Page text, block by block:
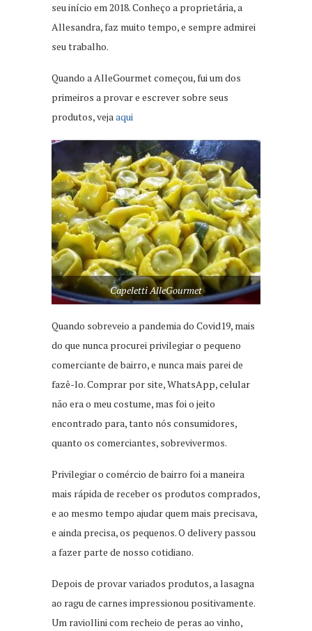
seu início em 2018. Conheço a proprietária, a
Allesandra, faz muito tempo, e sempre admirei
seu trabalho.
Quando a AlleGourmet começou, fui um dos
primeiros a provar e escrever sobre seus
produtos, vejaaqui
Capeletti AlleGourmet
Quando sobreveio a pandemia do Covid19, mais
do que nunca procurei privilegiar o pequeno
comerciante de bairro, e nunca mais parei de
fazê-lo. Comprar por site, WhatsApp, celular
não era o meu costume, mas foi o jeito
encontrado para, tanto nós consumidores,
quanto os comerciantes, sobrevivermos.
Privilegiar o comércio de bairro foi a maneira
mais rápida de receber os produtos comprados,
e ao mesmo tempo ajudar quem mais precisava,
e ainda precisa, os pequenos. O delivery passou
a fazer parte de nosso cotidiano.
Depois de provar variados produtos, a lasagna
ao ragu de carnes impressionou positivamente.
Um raviollini com recheio de peras ao vinho,